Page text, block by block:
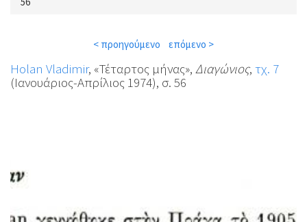
< προηγούμενο επόμενο >
Holan Vladimir, «Τέταρτος μήνας», Διαγώνιος, τχ. 7
(Ιανουάριος-Απρίλιος 1974), σ. 56